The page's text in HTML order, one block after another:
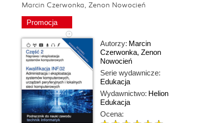
Marcin Czerwonka, Zenon Nowocień
Promocja
Autorzy: Marcin
Czerwonka, Zenon
Nowocień
Serie wydawnicze:
Edukacja
Wydawnictwo: Helion
Edukacja
Ocena: